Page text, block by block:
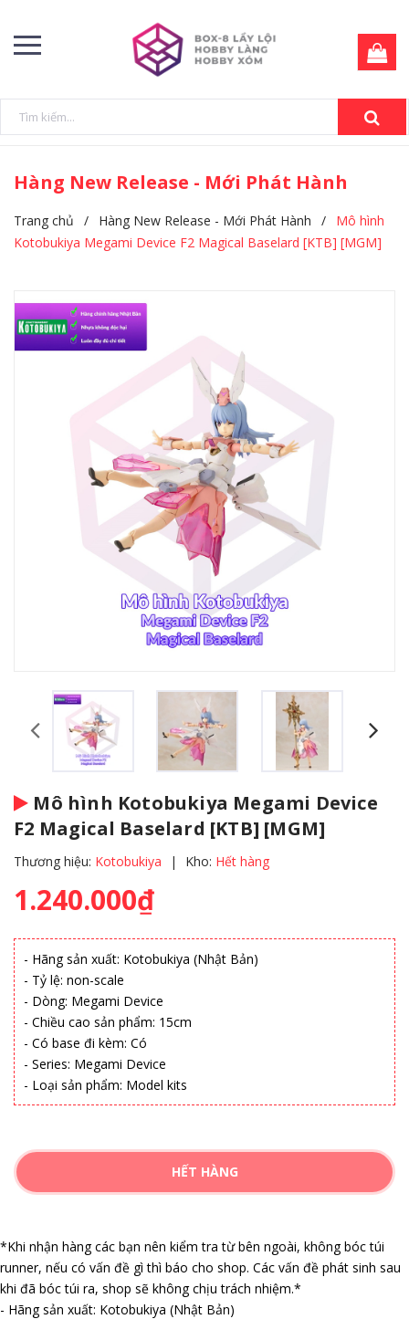
Hàng New Release - Mới Phát Hành
Trang chủ / Hàng New Release - Mới Phát Hành /
Mô hình
Kotobukiya Megami Device F2 Magical Baselard [KTB] [MGM]
Mô hình Kotobukiya Megami Device
F2 Magical Baselard [KTB] [MGM]
Thương hiệu: Kotobukiya | Kho: Hết hàng
1.240.000₫
- Hãng sản xuất: Kotobukiya (Nhật Bản)
- Tỷ lệ: non-scale
- Dòng: Megami Device
- Chiều cao sản phẩm: 15cm
- Có base đi kèm: Có
- Series: Megami Device
- Loại sản phẩm: Model kits
HẾT HÀNG
*Khi nhận hàng các bạn nên kiểm tra từ bên ngoài, không bóc túi
runner, nếu có vấn đề gì thì báo cho shop. Các vấn đề phát sinh sau
khi đã bóc túi ra, shop sẽ không chịu trách nhiệm.*
- Hãng sản xuất: Kotobukiya (Nhật Bản)